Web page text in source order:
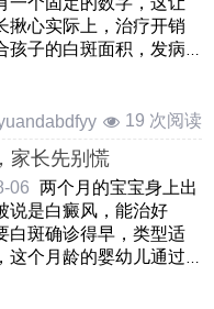
揪心实际上，治疗开销
孩子的白斑面积，发病
19 次阅读
家长先别慌
06 两个月的宝宝身上出
说是白癜风，能治好
白斑确诊得早，类型适
这个月龄的婴幼儿通过